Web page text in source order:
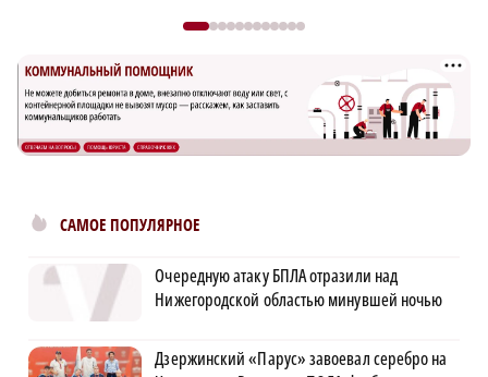
САМОЕ ПОПУЛЯРНОЕ
Очередную атаку БПЛА отразили над
Нижегородской областью минувшей ночью
Дзержинский «Парус» завоевал серебро на